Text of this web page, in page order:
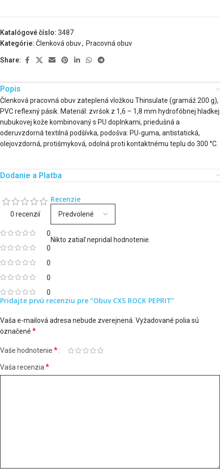
Katalógové číslo: 3487
Kategórie: Členková obuv, Pracovná obuv
Share:
Popis
Členková pracovná obuv zateplená vložkou Thinsulate (gramáž 200 g),
PVC reflexný pásik. Materiál: zvršok z 1,6 – 1,8 mm hydrofóbnej hladkej
nubukovej kože kombinovaný s PU doplnkami, priedušná a
oderuvzdorná textilná podšívka, podošva: PU-guma, antistatická,
olejovzdorná, protišmyková, odolná proti kontaktnému teplu do 300 °C.
Dodanie a Platba
0 recenzií
0
0
0
0
0
Recenzie
Nikto zatiaľ nepridal hodnotenie.
Pridajte prvú recenziu pre “Obuv CXS ROCK PEPRIT”
Vaša e-mailová adresa nebude zverejnená. Vyžadované polia sú
označené *
Vaše hodnotenie *
Vaša recenzia *